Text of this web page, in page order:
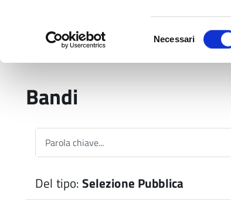
Necessari
Bandi
Parola chiave...
Del tipo:Selezione Pubblica